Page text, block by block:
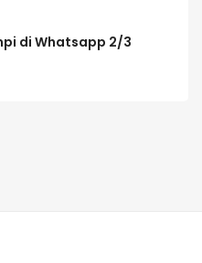
di Whatsapp 2/3